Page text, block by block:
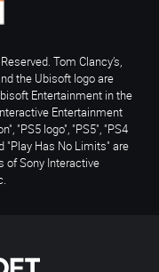
Tom Clancy’s,
the Ubisoft logo are
Entertainment in the
Entertainment
"PS5 logo", "PS5", "PS4
"Play Has No Limits" are
of Sony Interactive